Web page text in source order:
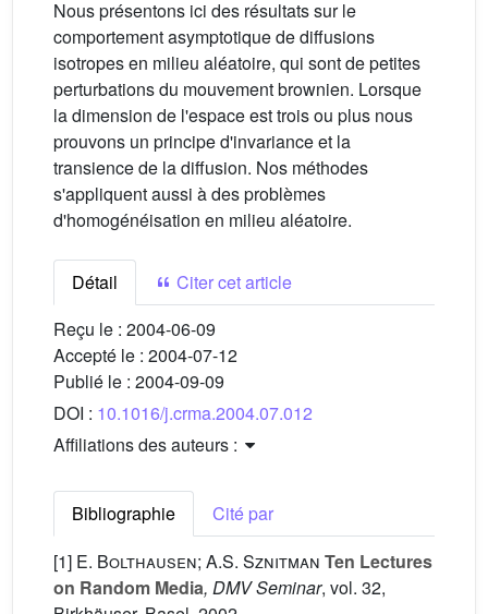
Nous présentons ici des résultats sur le
comportement asymptotique de diffusions
isotropes en milieu aléatoire, qui sont de petites
perturbations du mouvement brownien. Lorsque
la dimension de l'espace est trois ou plus nous
prouvons un principe d'invariance et la
transience de la diffusion. Nos méthodes
s'appliquent aussi à des problèmes
d'homogénéisation en milieu aléatoire.
Détail
Citer cet article
Reçu le : 2004-06-09
Accepté le : 2004-07-12
Publié le : 2004-09-09
DOI : 10.1016/j.crma.2004.07.012
Affiliations des auteurs :
Bibliographie
Cité par
[1] E. Bolthausen; A.S. Sznitman Ten Lectures
on Random Media, DMV Seminar, vol. 32,